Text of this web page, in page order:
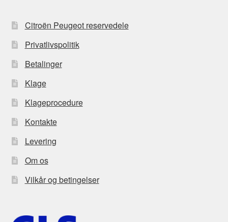
Citroën Peugeot reservedele
Privatlivspolitik
Betalinger
Klage
Klageprocedure
Kontakte
Levering
Om os
Vilkår og betingelser